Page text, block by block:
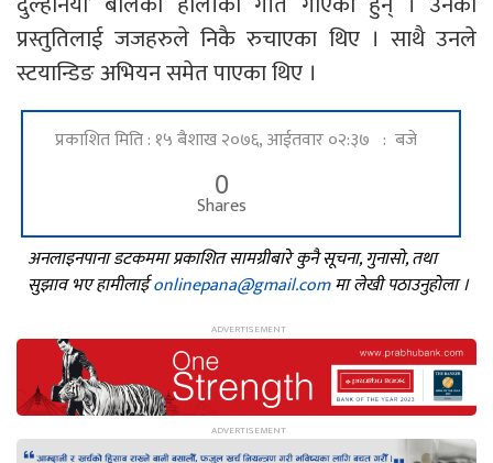
प्रस्तुतिलाई जजहरुले निकै रुचाएका थिए । साथै उनले
स्टयान्डिङ अभियन समेत पाएका थिए ।
प्रकाशित मिति : १५ बैशाख २०७६, आईतवार ०२:३७ : बजे
0
Shares
अनलाइनपाना डटकममा प्रकाशित सामग्रीबारे कुनै सूचना, गुनासो, तथा
सुझाव भए हामीलाईonlinepana@gmail.comमा लेखी पठाउनुहोला ।